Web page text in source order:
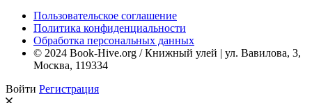
Пользовательское соглашение
Политика конфиденциальности
Обработка персональных данных
© 2024 Book-Hive.org / Книжный улей | ул. Вавилова, 3,
Москва, 119334
Войти Регистрация